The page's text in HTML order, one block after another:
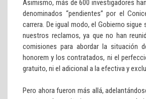
Asimismo, más de 600 investigadores
denominados “pendientes” por el
carrera. De igual modo, el Gobierno sigue
nuestros reclamos, ya que no han
comisiones para abordar la situación
honorem y los contratados, ni el
gratuito, ni el adicional a la efectiva y
Pero ahora fueron más allá,